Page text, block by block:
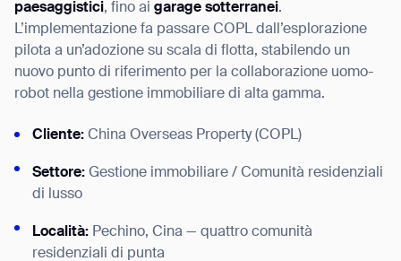
paesaggistici, fino ai garage sotterranei.
L’implementazione fa passare COPL dall’esplorazione
pilota a un’adozione su scala di flotta, stabilendo un
nuovo punto di riferimento per la collaborazione uomo-
robot nella gestione immobiliare di alta gamma.
Cliente: China Overseas Property (COPL)
Settore: Gestione immobiliare / Comunità residenziali
di lusso
Località: Pechino, Cina — quattro comunità
residenziali di punta
SUBMIT
By clicking “Submit”, I authorize Gausium to contact me.Privacy Policy.